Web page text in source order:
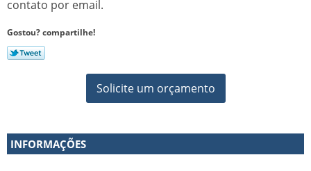
contato por email.
Gostou? compartilhe!
Solicite um orçamento
INFORMAÇÕES